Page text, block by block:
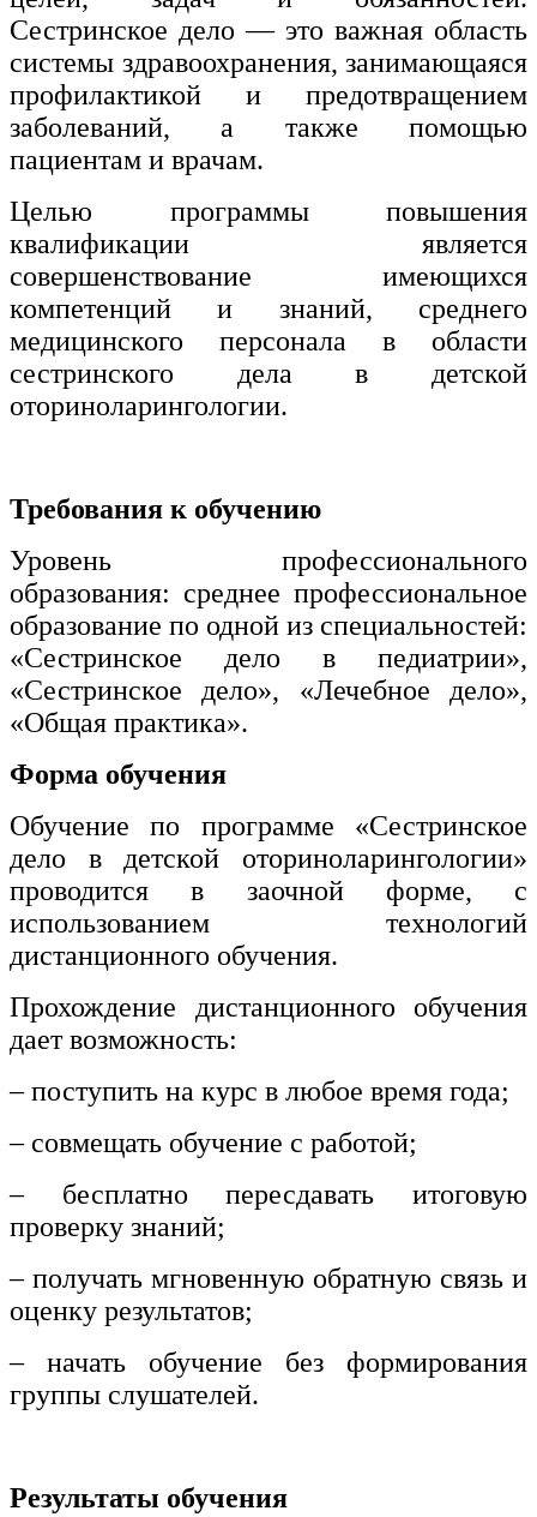
Сестринское дело — это важная область
системы здравоохранения, занимающаяся
профилактикой и предотвращением
заболеваний, а также помощью
пациентам и врачам.
Целью программы повышения
квалификации является
совершенствование имеющихся
компетенций и знаний, среднего
медицинского персонала в области
сестринского дела в детской
оториноларингологии.
Требования к обучению
Уровень профессионального
образования: среднее профессиональное
образование по одной из специальностей:
«Сестринское дело в педиатрии»,
«Сестринское дело», «Лечебное дело»,
«Общая практика».
Форма обучения
Обучение по программе «Сестринское
дело в детской оториноларингологии»
проводится в заочной форме, с
использованием технологий
дистанционного обучения.
Прохождение дистанционного обучения
дает возможность:
– поступить на курс в любое время года;
– совмещать обучение с работой;
– бесплатно пересдавать итоговую
проверку знаний;
– получать мгновенную обратную связь и
оценку результатов;
– начать обучение без формирования
группы слушателей.
Результаты обучения